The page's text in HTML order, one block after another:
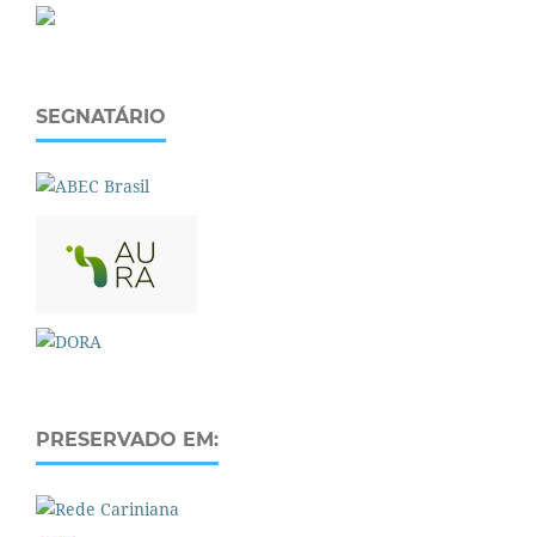
SEGNATÁRIO
PRESERVADO EM: